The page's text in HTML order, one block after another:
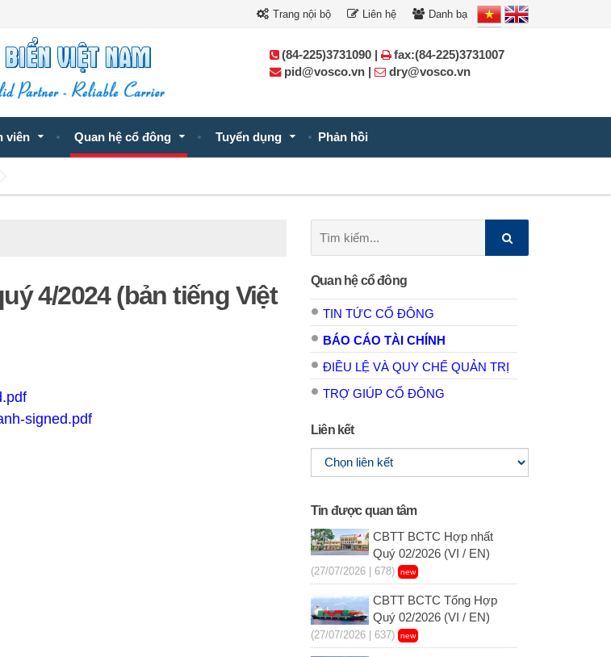
Trang nội bộ Liên hệ Danh bạ
viên Quan hệ cổ đông Tuyển dụng Phản hồi
(84-225)3731090 |
fax:(84-225)3731007
pid@vosco.vn |
dry@vosco.vn
4/2024 (bản tiếng Việt
signed.pdf
kiếm:
Quan hệ cổ đông
TIN TỨC CỔ ĐÔNG
BÁO CÁO TÀI CHÍNH
ĐIỀU LỆ VÀ QUY CHẾ QUẢN TRỊ
TRỢ GIÚP CỔ ĐÔNG
Liên kết
Tin được quan tâm
CBTT BCTC Hợp nhất
Quý 02/2026 (VI / EN)
(27/07/2026 | 678) new
CBTT BCTC Tổng Hợp
Quý 02/2026 (VI / EN)
(27/07/2026 | 637) new